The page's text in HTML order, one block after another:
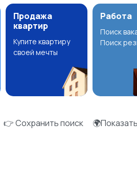
Продажа
квартир
Купите квартиру
своей мечты
Работа
Поиск
Поиск
👉 Сохранить поиск